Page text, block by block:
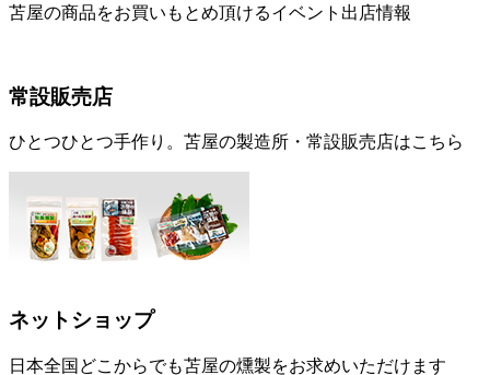
苫屋の商品をお買いもとめ頂けるイベント出店情報
常設販売店
ひとつひとつ手作り。苫屋の製造所・常設販売店はこちら
ネットショップ
日本全国どこからでも苫屋の燻製をお求めいただけます